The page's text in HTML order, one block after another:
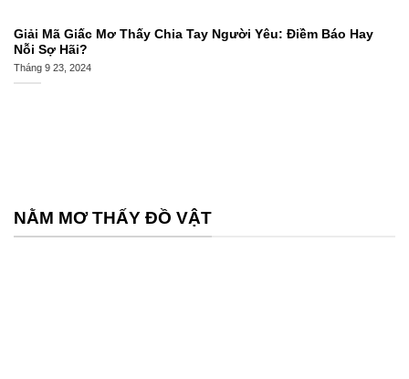
Giải Mã Giấc Mơ Thấy Chia Tay Người Yêu: Điềm Báo Hay
Nỗi Sợ Hãi?
Tháng 9 23, 2024
NẰM MƠ THẤY ĐỒ VẬT